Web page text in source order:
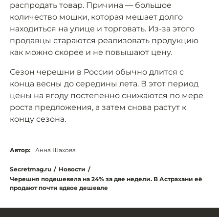
распродать товар. Причина — большое
количество мошки, которая мешает долго
находиться на улице и торговать. Из-за этого
продавцы стараются реализовать продукцию
как можно скорее и не повышают цену.
Сезон черешни в России обычно длится с
конца весны до середины лета. В этот период
цены на ягоду постепенно снижаются по мере
роста предложения, а затем снова растут к
концу сезона.
Автор: Анна Шахова
Secretmag.ru / Новости /
Черешня подешевела на 24% за две недели. В Астрахани её
продают почти вдвое дешевле